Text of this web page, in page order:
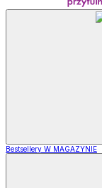
Bestsellery W MAGAZYNIE